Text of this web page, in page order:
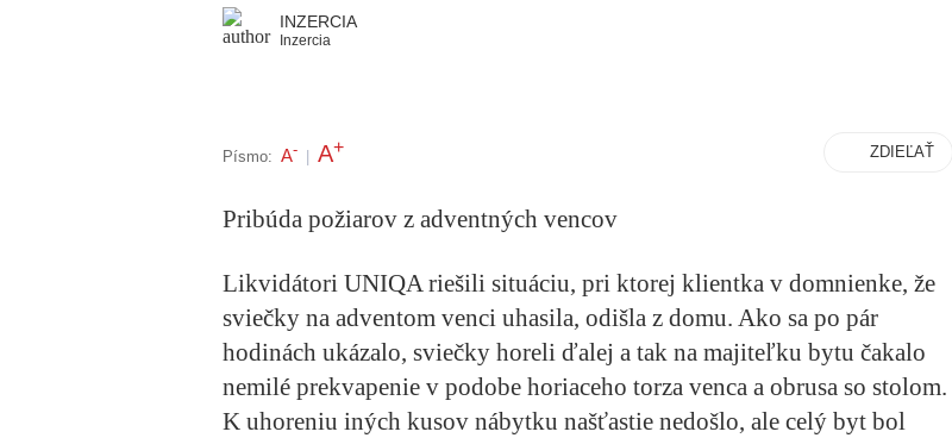
INZERCIA
Inzercia
Písmo: A- A+ ZDIEĽAŤ
Pribúda požiarov z adventných vencov
Likvidátori UNIQA riešili situáciu, pri ktorej klientka v domnienke, že
sviečky na adventom venci uhasila, odišla z domu. Ako sa po pár
hodinách ukázalo, sviečky horeli ďalej a tak na majiteľku bytu čakalo
nemilé prekvapenie v podobe horiaceho torza venca a obrusa so stolom.
K uhoreniu iných kusov nábytku našťastie nedošlo, ale celý byt bol